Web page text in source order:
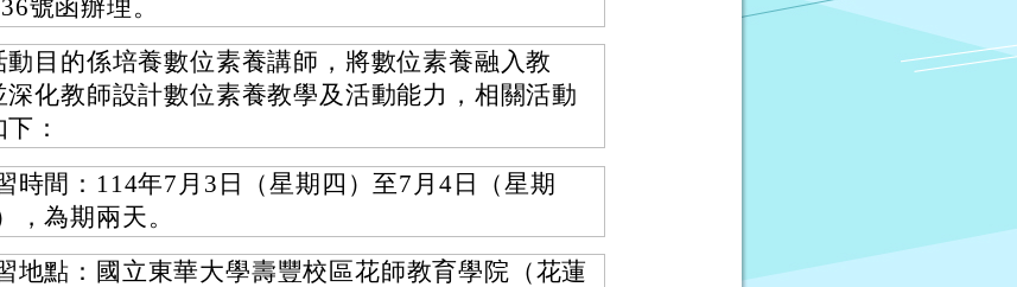
號函辦理。
動目的係培養數位素養講師，將數位素養融入教
深化教師設計數位素養教學及活動能力，相關活動
：
時間：114年7月3日（星期四）至7月4日（星期
，為期兩天。
地點：國立東華大學壽豐校區花師教育學院（花蓮